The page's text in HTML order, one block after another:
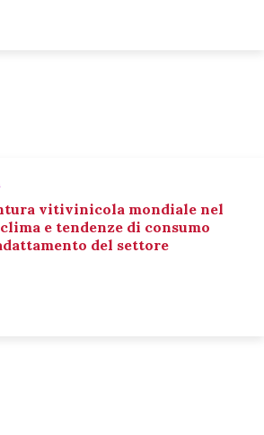
vitivinicola mondiale nel
e tendenze di consumo
del settore